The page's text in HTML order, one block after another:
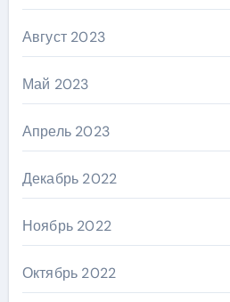
Август 2023
Май 2023
Апрель 2023
Декабрь 2022
Ноябрь 2022
Октябрь 2022